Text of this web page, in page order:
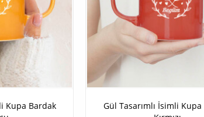
Kupa Bardak
Gül Tasarımlı İsimli